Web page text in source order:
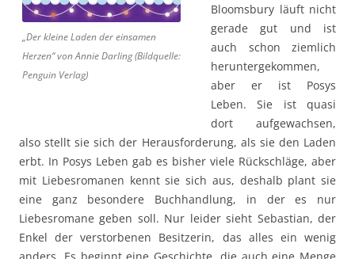
„Der kleine Laden der einsamen
Herzen“ von Annie Darling (Bildquelle:
Penguin Verlag)
Bloomsbury läuft nicht
gerade gut und ist
auch schon ziemlich
heruntergekommen,
aber er ist Posys
Leben. Sie ist quasi
dort aufgewachsen,
also stellt sie sich der Herausforderung, als sie den Laden
erbt. In Posys Leben gab es bisher viele Rückschläge, aber
mit Liebesromanen kennt sie sich aus, deshalb plant sie
eine ganz besondere Buchhandlung, in der es nur
Liebesromane geben soll. Nur leider sieht Sebastian, der
Enkel der verstorbenen Besitzerin, das alles ein wenig